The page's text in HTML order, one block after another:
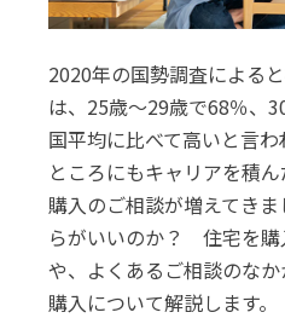
2020年の国勢調査による
は、25歳～29歳で68％、
国平均に比べて高いと言
ところにもキャリアを積
購入のご相談が増えてき
らがいいのか？ 住宅を購
や、よくあるご相談のな
購入について解説します。